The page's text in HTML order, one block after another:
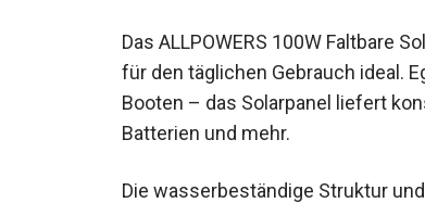
Das ALLPOWERS 100W Faltbare
für den täglichen Gebrauch ideal.
Booten – das Solarpanel liefert
Batterien und mehr.
Die wasserbeständige Struktur